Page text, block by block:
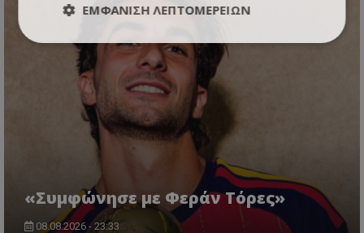
«Συμφώνησε με Φεράν Τόρες»
08.08.2026 - 23:33
ΕΜΦΆΝΙΣΗ ΛΕΠΤΟΜΕΡΕΙΏΝ